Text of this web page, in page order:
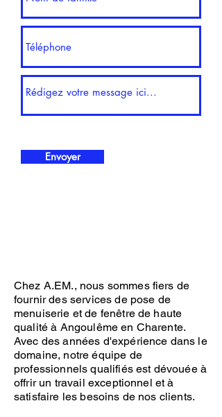
Envoyer
Chez A.EM., nous sommes fiers de
fournir des services de pose de
menuiserie et de fenêtre de haute
qualité à Angoulême en Charente.
Avec des années d'expérience dans le
domaine, notre équipe de
professionnels qualifiés est dévouée à
offrir un travail exceptionnel et à
satisfaire les besoins de nos clients.